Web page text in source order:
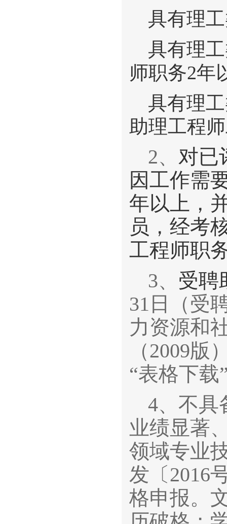
具有理
具有理
师职务2年
具有理
助理工程
2、 对已
因工作需
年以上，
员，经考
工程师职
3、 受聘
31日（受
力资源和
（2009版
“表格下载
4、不具
业绩显著
领域专业
发〔2016
格申报。